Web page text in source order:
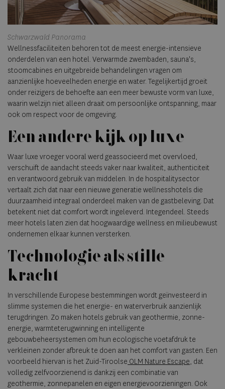
Schwarzwald Panorama
Wellnessfaciliteiten behoren tot de meest energie-intensieve
onderdelen van een hotel. Verwarmde zwembaden, sauna's,
stoomcabines en uitgebreide behandelingen vragen om
aanzienlijke hoeveelheden energie en water. Tegelijkertijd groeit
onder reizigers de behoefte aan een meer bewuste vorm van luxe,
waarin welzijn niet alleen draait om persoonlijke ontspanning, maar
ook om respect voor de omgeving.
Een andere kijk op luxe
Waar luxe vroeger vooral werd geassocieerd met overvloed,
verschuift de aandacht steeds vaker naar kwaliteit, authenticiteit
en verantwoord gebruik van middelen. In de hospitalitysector
vertaalt zich dat naar een nieuwe generatie wellnesshotels die
duurzaamheid integraal onderdeel maken van de gastbeleving. Dat
betekent niet dat comfort wordt ingeleverd. Integendeel. Steeds
meer hotels laten zien dat hoogwaardige wellness en milieubewust
ondernemen elkaar kunnen versterken.
Technologie als stille
kracht
In verschillende Europese bestemmingen wordt geïnvesteerd in
slimme systemen die het energie- en waterverbruik aanzienlijk
terugdringen. Zo maken hotels gebruik van geothermie, zonne-
energie, warmteterugwinning en intelligente
gebouwbeheersystemen om hun ecologische voetafdruk te
verkleinen zonder afbreuk te doen aan het comfort van gasten. Een
voorbeeld hiervan is het Zuid-Tiroolse OLM Nature Escape, dat
volledig zelfvoorzienend is dankzij een combinatie van
geothermie, zonnepanelen en eigen energievoorzieningen. Ook